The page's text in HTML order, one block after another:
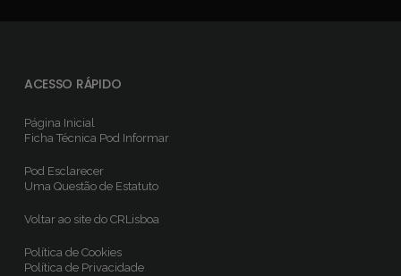
ACESSO RÁPIDO
Página Inicial
Ficha TécnicaPod Informar
Pod Esclarecer
Uma Questão de Estatuto
Voltar ao site do CRLisboa
Política de Cookies
Política de Privacidade